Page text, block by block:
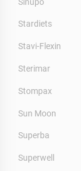
Stardiets
Stavi-Flexin
Sterimar
Stompax
Sun Moon
Superba
Superwell